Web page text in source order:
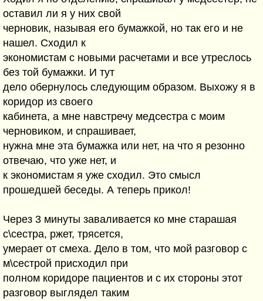
оставил ли я у них свой
черновик, называя его бумажкой, но так его и не
нашел. Сходил к
экономистам с новыми расчетами и все утреслось
без той бумажки. И тут
дело обернулось следующим образом. Выхожу я в
коридор из своего
кабинета, а мне навстречу медсестра с моим
черновиком, и спрашивает,
нужна мне эта бумажка или нет, на что я резонно
отвечаю, что уже нет, и
к экономистам я уже сходил. Это смысл
прошедшей беседы. А теперь прикол!
Через 3 минуты заваливается ко мне старашая
с\сестра, ржет, трясется,
умерает от смеха. Дело в том, что мой разговор с
м\сестрой присходил при
полном коридоре пациентов и с их стороны этот
разговор выглядел таким